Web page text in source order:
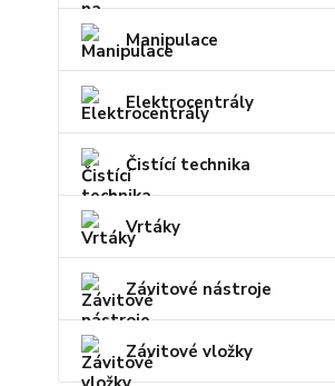
Manipulace
Elektrocentrály
Čistící technika
Vrtáky
Závitové nástroje
Závitové vložky